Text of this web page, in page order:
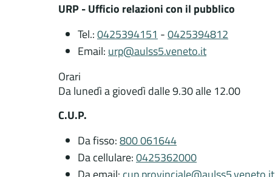
URP - Ufficio relazioni con il pubblico
Tel.:0425394151 -0425394812
Email: urp@aulss5.veneto.it
Orari
Da lunedì a giovedì dalle 9.30 alle 12.00
C.U.P.
Da fisso:800 061644
Da cellulare:0425362000